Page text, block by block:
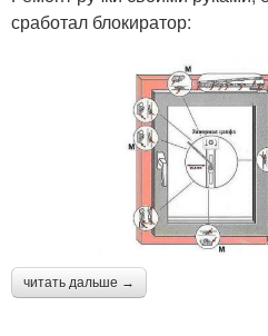
сработал блокиратор:
читать дальше →